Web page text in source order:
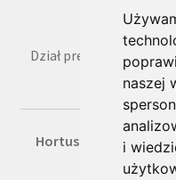
naszej
i
ul.
Dział prenumeraty: tel.
mail:
Hortus Media Sp. z